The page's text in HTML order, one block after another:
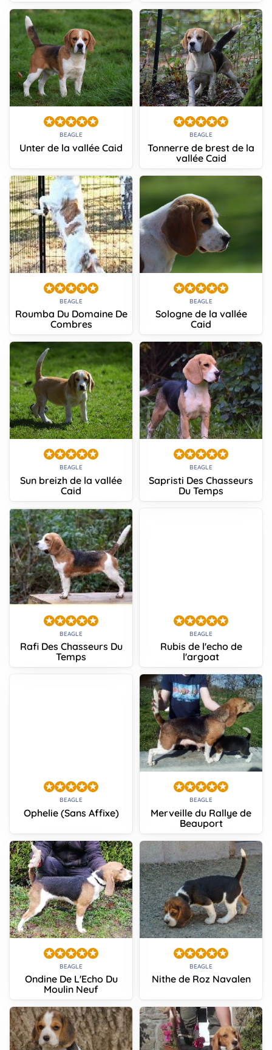
BEAGLE
Unter de la vallée Caid
BEAGLE
Tonnerre de brest de la
vallée Caid
BEAGLE
Roumba Du Domaine De
Combres
BEAGLE
Sologne de la vallée
Caid
BEAGLE
Sun breizh de la vallée
Caid
BEAGLE
Sapristi Des Chasseurs
Du Temps
BEAGLE
Rafi Des Chasseurs Du
Temps
BEAGLE
Rubis de l'echo de
l'argoat
BEAGLE
Ophelie (Sans Affixe)
BEAGLE
Merveille du Rallye de
Beauport
BEAGLE
Ondine De L'Echo Du
Moulin Neuf
BEAGLE
Nithe de Roz Navalen